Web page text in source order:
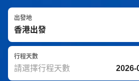
出發地
行程天數